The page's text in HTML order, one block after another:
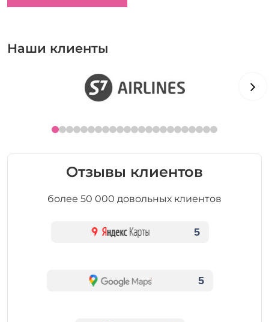
Наши клиенты
Отзывы клиентов
более 50 000 довольных клиентов
5
5